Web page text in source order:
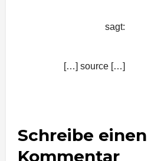
sagt:
[…] source […]
Schreibe einen
Kommentar